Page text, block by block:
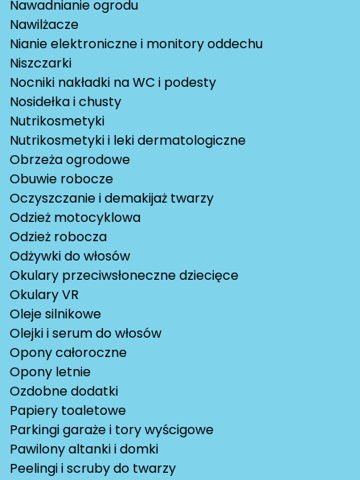
Nawadnianie ogrodu
Nawilżacze
Nianie elektroniczne i monitory oddechu
Niszczarki
Nocniki nakładki na WC i podesty
Nosidełka i chusty
Nutrikosmetyki
Nutrikosmetyki i leki dermatologiczne
Obrzeża ogrodowe
Obuwie robocze
Oczyszczanie i demakijaż twarzy
Odzież motocyklowa
Odzież robocza
Odżywki do włosów
Okulary przeciwsłoneczne dziecięce
Okulary VR
Oleje silnikowe
Olejki i serum do włosów
Opony całoroczne
Opony letnie
Ozdobne dodatki
Papiery toaletowe
Parkingi garaże i tory wyścigowe
Pawilony altanki i domki
Peelingi i scruby do twarzy